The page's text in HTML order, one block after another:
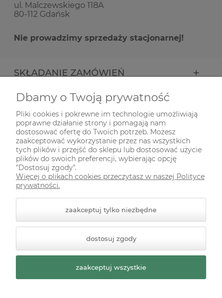
ul. Malczewskiego 118A
80-112 Gdańsk
Nie prowadzimy sprzedaży stacjonarnej!
SKŁADANIE ZAMÓWIEŃ
INFORMACJE
ODWIEDŹ NAS NA
Styl graficzny ShopGadget.pl
Sklep internetowy Shoper
Premium
Dbamy o Twoją prywatność
Pliki cookies i pokrewne im technologie umożliwiają
poprawne działanie strony i pomagają nam
dostosować ofertę do Twoich potrzeb. Możesz
zaakceptować wykorzystanie przez nas wszystkich
tych plików i przejść do sklepu lub dostosować użycie
plików do swoich preferencji, wybierając opcję
"Dostosuj zgody".
Więcej o plikach cookies przeczytasz w naszej Polityce
prywatności.
zaakceptuj tylko niezbędne
dostosuj zgody
zaakceptuj wszystkie